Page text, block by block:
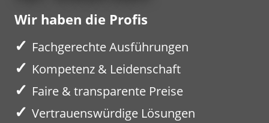
Wir haben die Profis
✓ Fachgerechte Ausführungen
✓ Kompetenz & Leidenschaft
✓ Faire & transparente Preise
✓ Vertrauenswürdige Lösungen